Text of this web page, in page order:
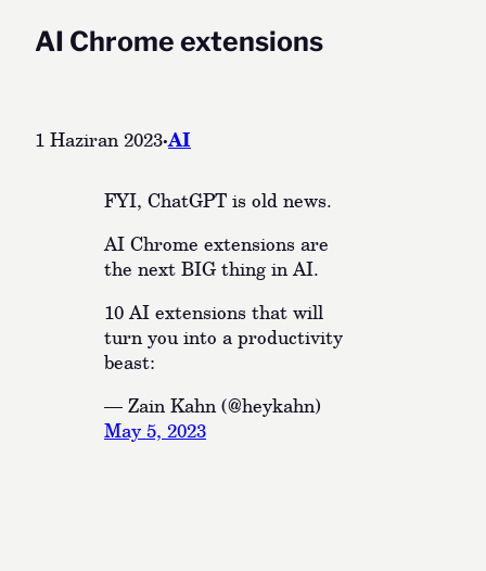
AI Chrome extensions
1 Haziran 2023·AI
FYI, ChatGPT is old news.
AI Chrome extensions are
the next BIG thing in AI.
10 AI extensions that will
turn you into a productivity
beast:
— Zain Kahn (@heykahn)
May 5, 2023